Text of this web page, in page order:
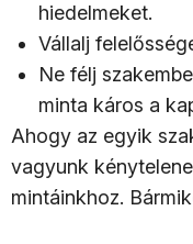
hiedelmeket.
Vállalj
Ne félj
minta káros a
Ahogy az egyik
vagyunk
mintáinkhoz.